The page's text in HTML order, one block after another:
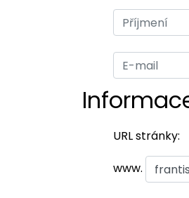
URL stránky:
www.